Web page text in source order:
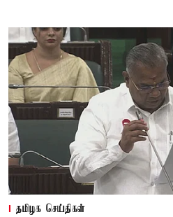
தமிழக செய்திகள்